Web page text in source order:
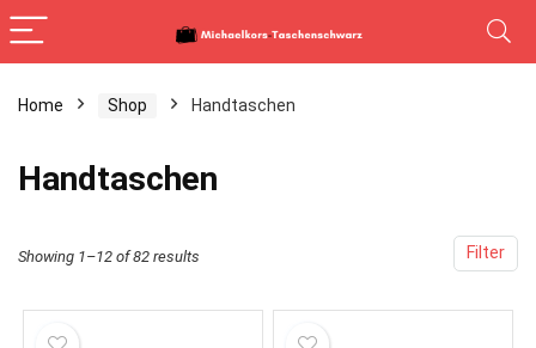
Home Shop Handtaschen
Handtaschen
Filter
Showing 1–12 of 82 results